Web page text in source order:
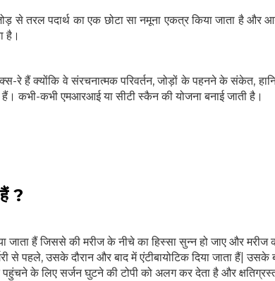
से तरल पदार्थ का एक छोटा सा नमूना एकत्र किया जाता है और
है।
रे हैं क्योंकि वे संरचनात्मक परिवर्तन, जोड़ों के पहनने के संकेत,
कभी-कभी एमआरआई या सीटी स्कैन की योजना बनाई जाती है।
?
जाता हैं जिससे की मरीज के नीचे का हिस्सा सुन्न हो जाए और मरीज
से पहले, उसके दौरान और बाद में एंटीबायोटिक दिया जाता हैं| उसके
के लिए सर्जन घुटने की टोपी को अलग कर देता है और